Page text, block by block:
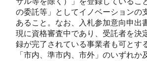
の委託等」としてイノベーションの
あること。なお、入札参加意向申出
現に資格審査中であり、受託者を決
録が完了されている事業者も可とす
「市内、準市内、市外」のいずれか